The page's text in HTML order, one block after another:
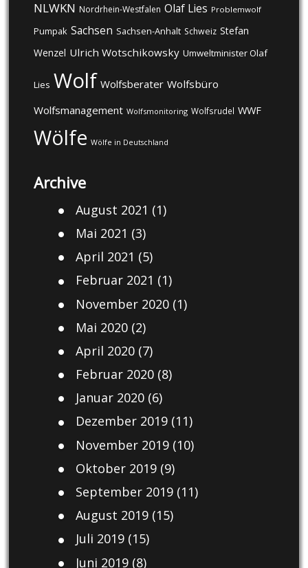
NLWKN Nordrhein-Westfalen Olaf Lies Problemwolf
Pumpak Sachsen Sachsen-Anhalt Schweiz Stefan
Wenzel Ulrich Wotschikowsky Umweltminister Olaf
Lies Wolf Wolfsberater Wolfsbüro
Wolfsmanagement Wolfsmonitoring Wolfsrudel WWF
Wölfe Wölfe in Deutschland
Archive
August 2021 (1)
Mai 2021 (3)
April 2021 (5)
Februar 2021 (1)
November 2020(1)
Mai 2020(2)
April 2020(7)
Februar 2020(8)
Januar 2020(6)
Dezember 2019(11)
November 2019(10)
Oktober 2019(9)
September 2019(11)
August 2019(15)
Juli 2019(15)
Juni 2019(8)